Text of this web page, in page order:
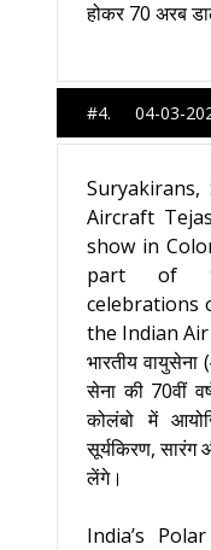
होकर 70 अरब
#4. 04-03-
Aircraft
show in
part of
celebrations
the Indian Air
भारतीय
सेना की 70वीं
कोलंबो में
सूर्यकिरण, सारंग
लेंगे।
India’s